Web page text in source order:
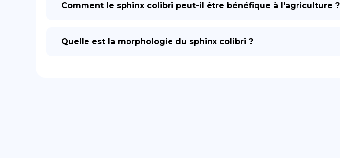
Comment le sphinx colibri peut-il être bénéfique à l'agriculture ?
Quelle est la morphologie du sphinx colibri ?